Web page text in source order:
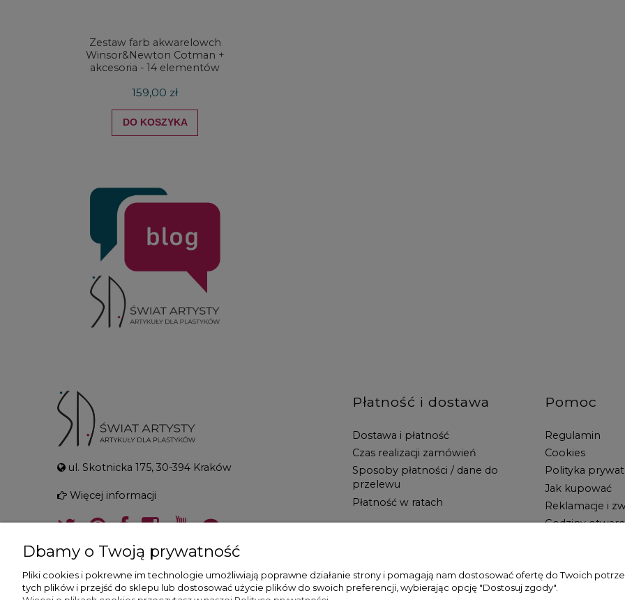
Zestaw farb akwarelowch
Winsor&Newton Cotman +
akcesoria - 14 elementów
159,00 zł
DO KOSZYKA
ul. Skotnicka 175, 30-394 Kraków
Więcej informacji
Płatność i dostawa
Dostawa i płatność
Czas realizacji zamówień
Sposoby płatności / dane do
przelewu
Płatność w ratach
Pomoc
Regulamin
Cookies
Polityka
Jak kupować
Reklamacje i
Godziny
Dbamy o Twoją prywatność
Pliki cookies i pokrewne im technologie umożliwiają poprawne działanie strony i pomagają nam dostosować ofertę do Twoich
tych plików i przejść do sklepu lub dostosować użycie plików do swoich preferencji, wybierając opcję "Dostosuj zgody".